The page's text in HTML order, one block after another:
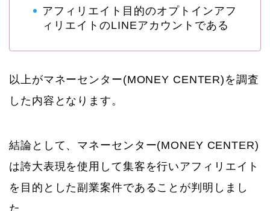
アフィリエイト目的のオプトインアフ
ィリエイトのLINEアカウントである
以上がマネーセンター(MONEY CENTER)を調査
した内容となります。
結論として、マネーセンター(MONEY CENTER)
は誇大表現を使用して集客を行いアフィリエイト
を目的とした副業案件であることが判明しまし